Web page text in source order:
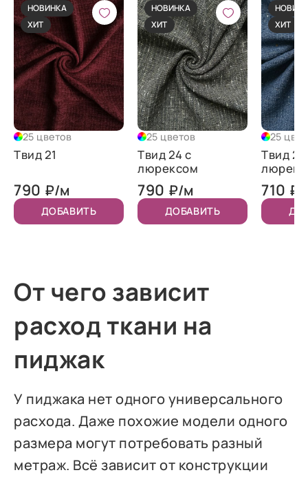
НОВИНКА
ХИТ
25 цветов
Твид 21
790 ₽/м
ДОБАВИТЬ
НОВИНКА
ХИТ
25 цветов
Твид 24 с
люрексом
790 ₽/м
ДОБАВИТЬ
ХИТ
25
Твид 25
710
От чего зависит
расход ткани на
пиджак
У пиджака нет одного универсального
расхода. Даже похожие модели одного
размера могут потребовать разный
метраж. Всё зависит от конструкции